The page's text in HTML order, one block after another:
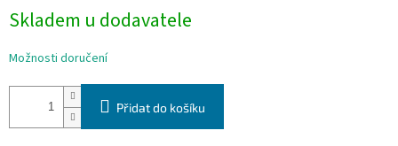
cena:
Skladem u dodavatele
Možnosti doručení
Přidat do košíku